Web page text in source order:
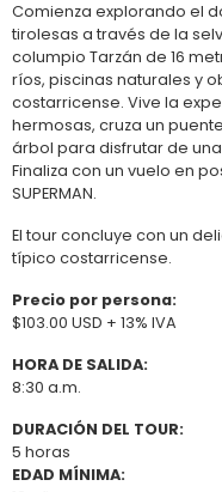
Comienza explorando el
tirolesas a través de la
columpio Tarzán de 16
ríos, piscinas naturales y
costarricense. Vive la
hermosas, cruza un
árbol para disfrutar de
Finaliza con un vuelo en
SUPERMAN.
El tour concluye con un
típico costarricense.
Precio por persona:
$103.00 USD + 13% IVA
HORA DE SALIDA:
8:30 a.m.
DURACIÓN DEL TOUR:
5 horas
EDAD MÍNIMA: